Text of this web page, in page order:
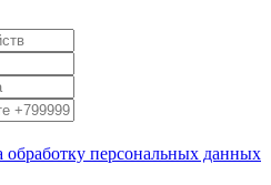
обработку персональных данных